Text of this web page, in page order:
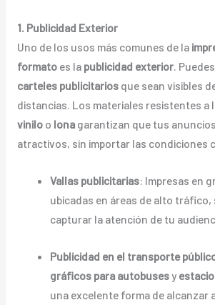
1. Publicidad Exterior
Uno de los usos más comunes de la
formatoes la publicidad exterior.
carteles publicitariosque sean visibles
distancias. Los materiales resistentes a
viniloo lonagarantizan que tus
atractivos, sin importar las condiciones
Vallas publicitarias: Impresas en
ubicadas en áreas de alto tráfico,
capturar la atención de tu
Publicidad en el transporte
gráficos para autobusesy
una excelente forma de alcanzar